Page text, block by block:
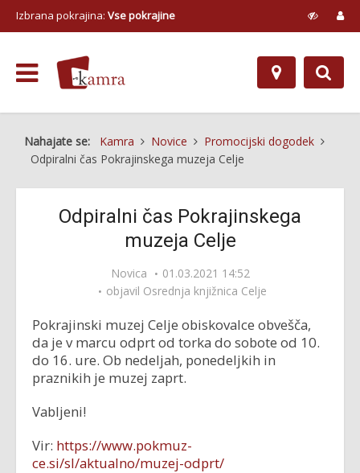
Izbrana pokrajina: Vse pokrajine
Nahajate se: Kamra Novice
Promocijski dogodek
Odpiralni čas Pokrajinskega muzeja Celje
Odpiralni čas Pokrajinskega
muzeja Celje
Novica
01.03.2021 14:52
objavil Osrednja knjižnica Celje
Pokrajinski muzej Celje obiskovalce obvešča,
da je v marcu odprt od torka do sobote od 10.
do 16. ure. Ob nedeljah, ponedeljkih in
praznikih je muzej zaprt.
Vabljeni!
Vir: https://www.pokmuz-
ce.si/sl/aktualno/muzej-odprt/